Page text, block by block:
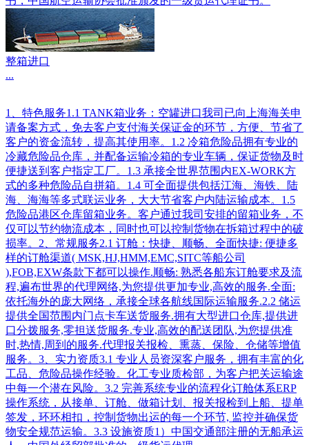
整箱进口
...
1、特色服务1.1 TANK箱业务：空罐进口我司已向上海海关申
请备案方式，免去客户支付海关保证金的环节，方便、节省了
客户的资金流转，提高其使用率。1.2 冷箱危险品拥有专业的
冷藏危险品仓库，并配备运输冷箱的专业车辆，保证货物及时
便捷送到客户指定工厂。1.3 承接全世界范围内EX-WORK方
式的多种危险品自拼箱。1.4 可全面提供包括江海、海铁、陆
海、海海等多式联运业务，大大节省客户内陆运输成本。1.5
危险品港区仓库留箱业务。客户通过我司安排的留箱业务，不
仅可以节约物流成本，同时也可以控制货物在拆箱过程中的破
损率。2、常规服务2.1 订舱：快捷、顺畅、全面快捷: 便捷多
样的订舱渠道( MSK,HJ,HMM,EMC,SITC等船公司
),FOB,EXW条款下都可以操作.顺畅: 熟悉各船东订舱要求及流
程,遍布世界的代理网络,为您提供更加专业,高效的服务.全面:
依托海外的庞大网络，承接全球各航线国际运输服务.2.2 储运
提供全国范围内门点卡车送货服务.拥有大型进口仓库,提供进
口分拨服务,零担送货服务.专业,高效的配送团队,为您提供准
时,热情,周到的服务.代理报关报检、熏蒸、保险、仓储等增值
服务。3、实力资质3.1 专业人员资深客户服务，拥有丰富的化
工品、危险品操作经验。化工专业质检部，为客户把关运输途
中每一个潜在风险。3.2 完善系统专业的流程化订舱体系ERP
操作系统，从接单、订舱、做箱计划、报关报检到上船、提单
签发，环环相扣，控制货物出运的每一个环节, 监控并确保货
物安全规范运输。3.3 设施资质1）中国交通部注册的无船承运